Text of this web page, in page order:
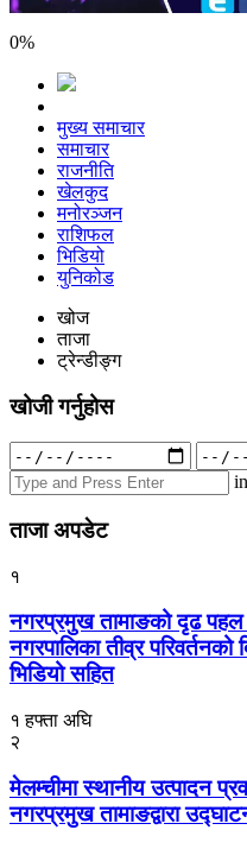
0%
मुख्य समाचार
समाचार
राजनीति
खेलकुद
मनोरञ्जन
राशिफल
भिडियो
युनिकोड
खोज
ताजा
ट्रेन्डीङ्ग
खोजी गर्नुहोस
Search
for:
in
ताजा अपडेट
१
नगरप्रमुख तामाङको दृढ पहल
नगरपालिका तीव्र परिवर्तनको
भिडियो सहित
१ हफ्ता अघि
२
मेलम्चीमा स्थानीय उत्पादन
नगरप्रमुख तामाङद्वारा